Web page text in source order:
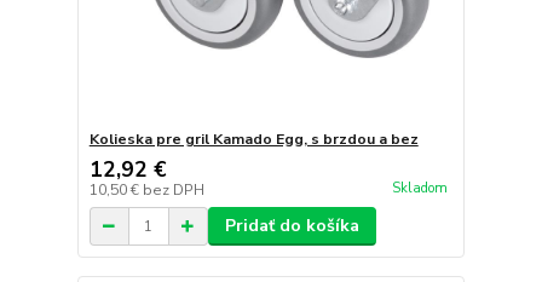
Kolieska pre gril Kamado Egg, s brzdou a bez
12,92 €
10,50 € bez DPH Skladom
Pridať do košíka